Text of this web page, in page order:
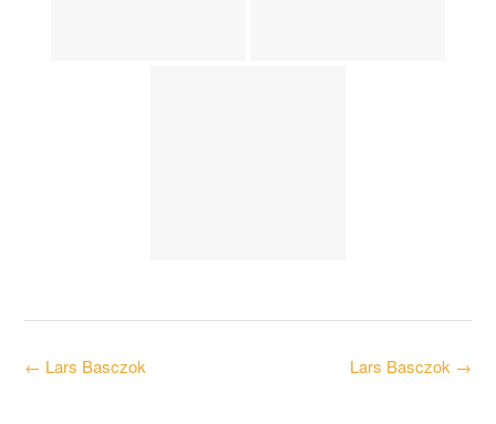
Post Lars Basczok →
← Lars Basczok